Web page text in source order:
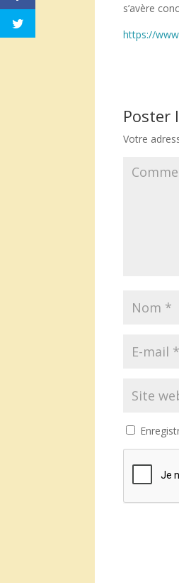
s’avère
https://
Poster
Votre